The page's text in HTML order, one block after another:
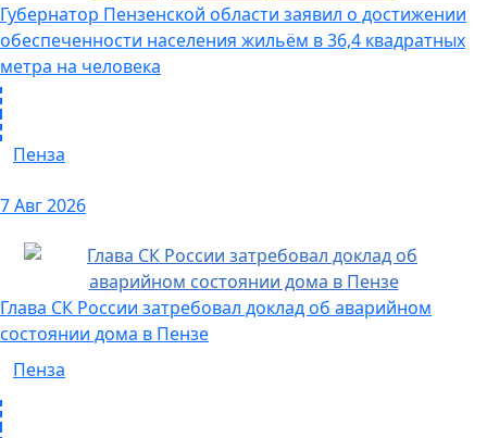
Губернатор Пензенской области заявил о достижении
обеспеченности населения жильём в 36,4 квадратных
метра на человека
Пенза
7 Авг 2026
Глава СК России затребовал доклад об аварийном
состоянии дома в Пензе
Пенза